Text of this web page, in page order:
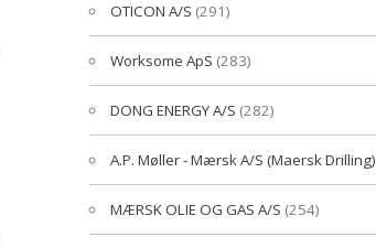
OTICON A/S (291)
Worksome ApS (283)
DONG ENERGY A/S (282)
A.P. Møller - Mærsk A/S (Maersk Drilling)
MÆRSK OLIE OG GAS A/S (254)